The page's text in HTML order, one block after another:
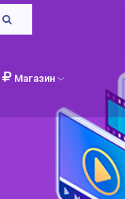
Магазин